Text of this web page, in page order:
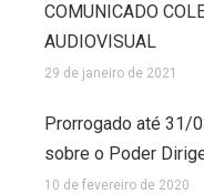
COMUNICADO
AUDIOVISUAL
29 de janeiro de 2021
Prorrogado até 31/
sobre o Poder
10 de fevereiro de 2020